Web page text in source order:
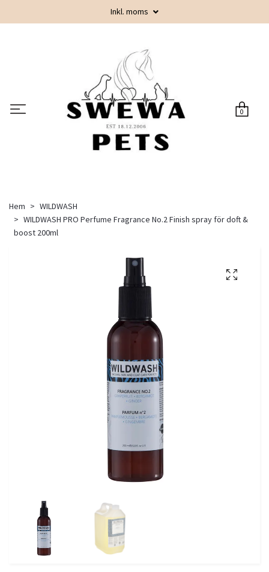
Inkl. moms
0
Hem
WILDWASH
WILDWASH PRO Perfume Fragrance No.2 Finish spray för doft &
boost 200ml